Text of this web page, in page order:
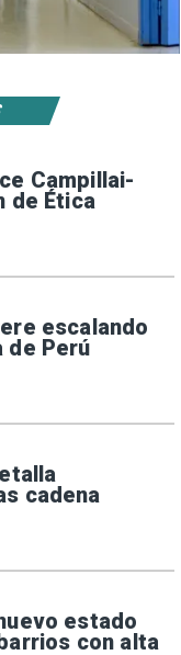
Campillai-
de Ética
escalando
de Perú
cadena
estado
con alta